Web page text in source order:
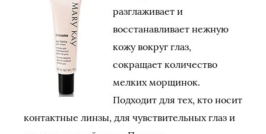
разглаживает и
восстанавливает нежную
кожу вокруг глаз,
сокращает количество
мелких морщинок.
Подходит для тех, кто носит
контактные линзы, для чувствительных глаз и